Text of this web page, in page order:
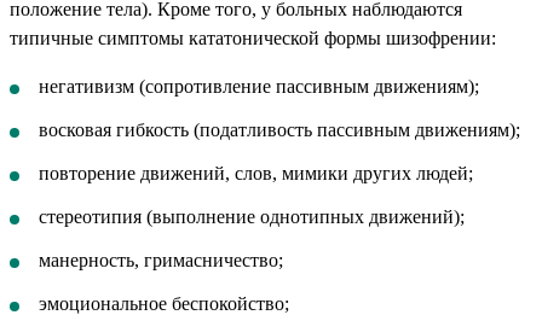
положение тела). Кроме того, у больных наблюдаются
типичные симптомы кататонической формы шизофрении:
негативизм (сопротивление пассивным движениям);
восковая гибкость (податливость пассивным движениям);
повторение движений, слов, мимики других людей;
стереотипия (выполнение однотипных движений);
манерность, гримасничество;
эмоциональное беспокойство;